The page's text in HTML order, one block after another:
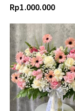
Rp1.000.000